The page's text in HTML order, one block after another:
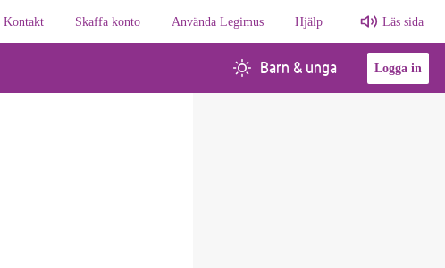
Kontakt
Skaffa konto Använda Legimus Hjälp Läs sida
Barn & unga Logga in